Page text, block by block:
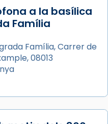
juntament amb el
dels que
Jesús.
a la basílica
Família
Família, Carrer de
08013